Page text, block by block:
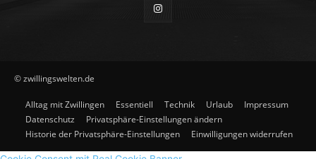
© zwillingswelten.de
Alltag mit Zwillingen Essentiell Technik Urlaub
Impressum
Datenschutz
Privatsphäre-Einstellungen ändern
Historie der Privatsphäre-Einstellungen
Einwilligungen widerrufen